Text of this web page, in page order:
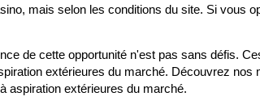
mais selon les conditions du site. Si vous
de cette opportunité n'est pas sans défis.
extérieures du marché. Découvrez
aspiration extérieures du marché.